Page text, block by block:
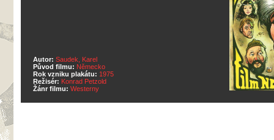
Autor: Saudek, Karel
Původ filmu: Německo
Rok vzniku plakátu: 1975
Režisér: Konrad Petzold
Žánr filmu: Westerny